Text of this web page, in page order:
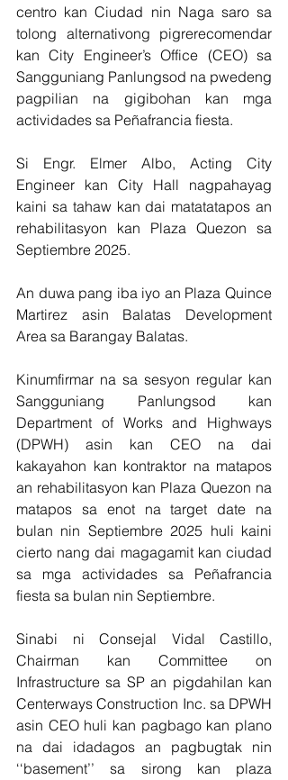
centro kan Ciudad nin Naga saro sa
tolong alternativong pigrerecomendar
kan City Engineer’s Office (CEO) sa
Sangguniang Panlungsod na pwedeng
pagpilian na gigibohan kan mga
actividades sa Peñafrancia fiesta.
Si Engr. Elmer Albo, Acting City
Engineer kan City Hall nagpahayag
kaini sa tahaw kan dai matatatapos an
rehabilitasyon kan Plaza Quezon sa
Septiembre 2025.
An duwa pang iba iyo an Plaza Quince
Martirez asin Balatas Development
Area sa Barangay Balatas.
Kinumfirmar na sa sesyon regular kan
Sangguniang Panlungsod kan
Department of Works and Highways
(DPWH) asin kan CEO na dai
kakayahon kan kontraktor na matapos
an rehabilitasyon kan Plaza Quezon na
matapos sa enot na target date na
bulan nin Septiembre 2025 huli kaini
cierto nang dai magagamit kan ciudad
sa mga actividades sa Peñafrancia
fiesta sa bulan nin Septiembre.
Sinabi ni Consejal Vidal Castillo,
Chairman kan Committee on
Infrastructure sa SP an pigdahilan kan
Centerways Construction Inc. sa DPWH
asin CEO huli kan pagbago kan plano
na dai idadagos an pagbugtak nin
‘‘basement’’ sa sirong kan plaza